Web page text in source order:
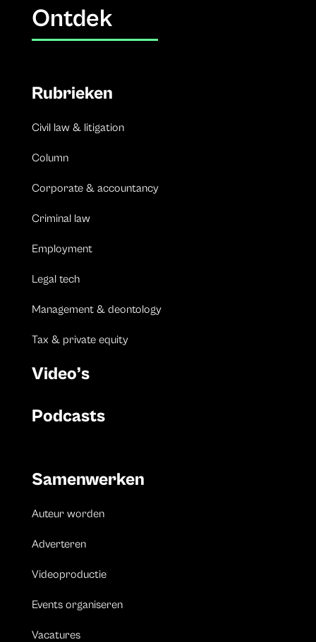
Ontdek
Rubrieken
Civil law & litigation
Column
Corporate & accountancy
Criminal law
Employment
Legal tech
Management & deontology
Tax & private equity
Video’s
Podcasts
Samenwerken
Auteur worden
Adverteren
Videoproductie
Events organiseren
Vacatures